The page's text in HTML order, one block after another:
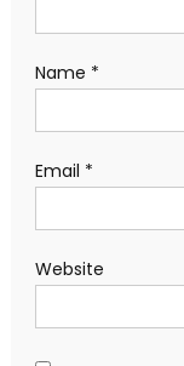
Name *
Email *
Website